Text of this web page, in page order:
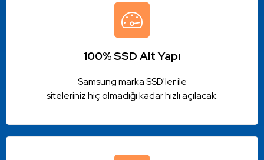
100% SSD Alt Yapı
Samsung marka SSD'ler ile
siteleriniz hiç olmadığı kadar hızlı açılacak.